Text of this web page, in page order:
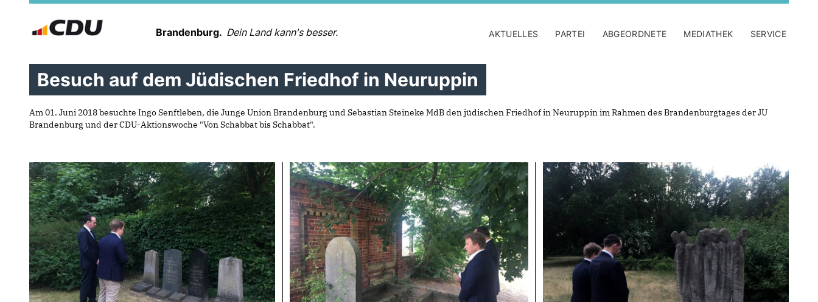
Brandenburg. Dein Land kann's besser. AKTUELLES PARTEI ABGEORDNETE MEDIATHEK SERVICE
Besuch auf dem Jüdischen Friedhof in Neuruppin
Am 01. Juni 2018 besuchte Ingo Senftleben, die Junge Union Brandenburg und Sebastian Steineke MdB den jüdischen Friedhof in Neuruppin im Rahmen des Brandenburgtages der JU
Brandenburg und der CDU-Aktionswoche "Von Schabbat bis Schabbat".